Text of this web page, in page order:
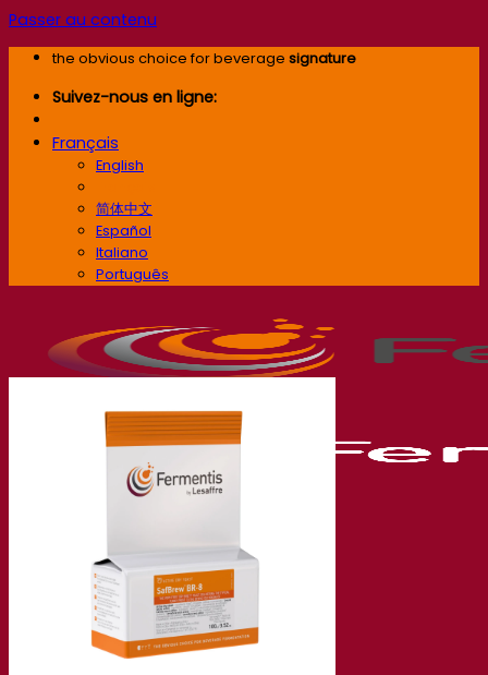
Passer au contenu
the obvious choice for beverage signature
Suivez-nous en ligne:
Français
English
简体中文
Español
Italiano
Português
Société
À propos
Expert en fermentation
Une équipe passionnée
Soutenir la créativité